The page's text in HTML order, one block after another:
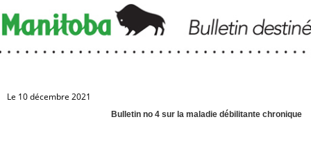
Le 10 décembre 2021
Bulletin no 4 sur la maladie débilitante chronique